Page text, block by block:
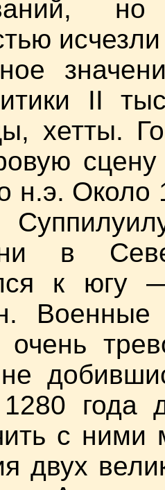
но
II
хетты.
н.э. Около
в
к югу
Военные
очень
1280 года
с ними
двух